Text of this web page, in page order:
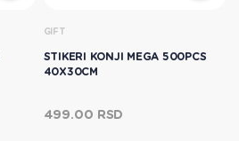
GIFT
STIKERI KONJI MEGA 500PCS
40X30CM
499.00 RSD